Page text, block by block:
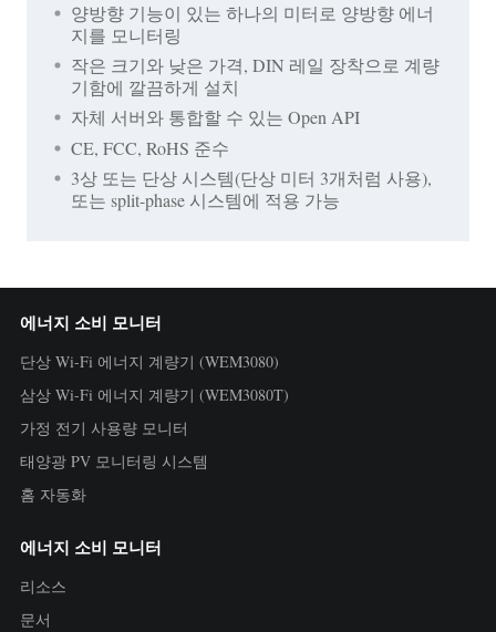
양방향 기능이 있는 하나의 미터로 양방향 에너
지를 모니터링
작은 크기와 낮은 가격, DIN 레일 장착으로 계량
기함에 깔끔하게 설치
자체 서버와 통합할 수 있는 Open API
CE, FCC, RoHS 준수
3상 또는 단상 시스템(단상 미터 3개처럼 사용),
또는 split-phase 시스템에 적용 가능
에너지 소비 모니터
단상 Wi-Fi 에너지 계량기 (WEM3080)
삼상 Wi-Fi 에너지 계량기 (WEM3080T)
가정 전기 사용량 모니터
태양광 PV 모니터링 시스템
홈 자동화
에너지 소비 모니터
리소스
문서